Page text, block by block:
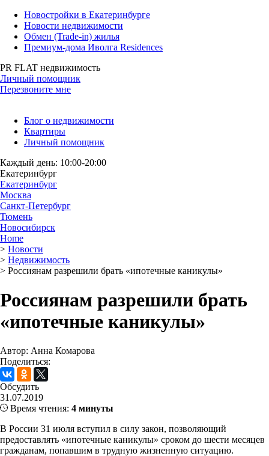
Новостройки в Екатеринбурге
Новости недвижимости
Обмен (Trade-in) жилья
Премиум-дома Иволга Residences
PR FLAT недвижимость
Личный помощник
Перезвоните мне
Блог о недвижимости
Квартиры
Личный помощник
Каждый день: 10:00-20:00
Екатеринбург
Екатеринбург
Москва
Санкт-Петербург
Тюмень
Новосибирск
Home
> Новости
> Недвижимость
> Россиянам разрешили брать «ипотечные каникулы»
Россиянам разрешили брать
«ипотечные каникулы»
Автор: Анна Комарова
Поделиться:
Обсудить
31.07.2019
Время чтения: 4 минуты
В России 31 июля вступил в силу закон, позволяющий
предоставлять «ипотечные каникулы» сроком до шести месяцев
гражданам, попавшим в трудную жизненную ситуацию.